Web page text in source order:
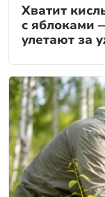
Хватит
с яблоками
улетают за